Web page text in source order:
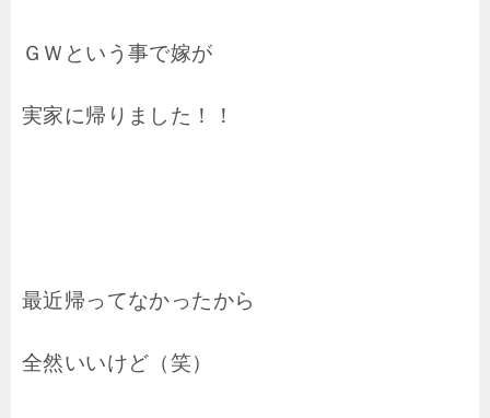
ＧＷという事で嫁が
実家に帰りました！！
最近帰ってなかったから
全然いいけど（笑）